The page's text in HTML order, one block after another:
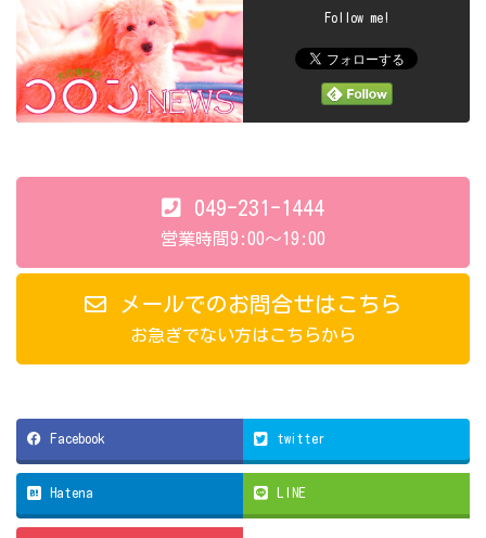
Follow me!
049-231-1444
営業時間9:00～19:00
メールでのお問合せはこちら
お急ぎでない方はこちらから
Facebook twitter
Hatena LINE